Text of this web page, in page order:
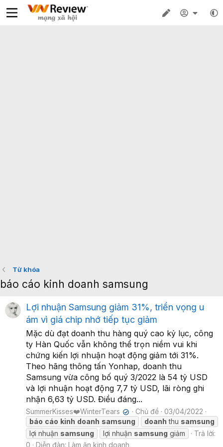
Từ khóa
báo cáo kinh doanh samsung
Lợi nhuận Samsung giảm 31%, triển vọng u
ám vì giá chip nhớ tiếp tục giảm
Mặc dù đạt doanh thu hàng quý cao kỷ lục, công
ty Hàn Quốc vẫn không thể trọn niềm vui khi
chứng kiến lợi nhuận hoạt động giảm tới 31%.
Theo hãng thông tấn Yonhap, doanh thu
Samsung vừa công bố quý 3/2022 là 54 tỷ USD
và lợi nhuận hoạt động 7,7 tỷ USD, lãi ròng ghi
nhận 6,63 tỷ USD. Điều đáng...
SummerKisses❤️WinterTears ✔ Chủ đề
03/04/2022
báo cáo kinh doanh samsung doanh thu samsung
lợi nhuận samsung lợi nhuận samsung giảm
Trả lời:
0
Diễn đàn: Làm ăn kinh doanh